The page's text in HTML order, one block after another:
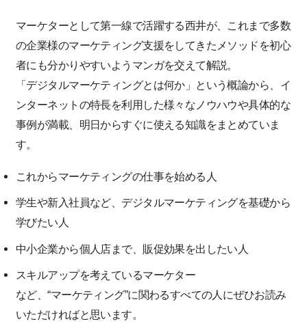
マーケターとして第一線で活躍する西井が、これまで多数
の企業様のマーケティング支援をしてきたメソッドを初心
者にも分かりやすいようマンガを交えて解説。
「デジタルマーケティングとは何か」という概論から、イ
ンターネットの特長を利用した様々なノウハウや具体的な
事例が満載、明日からすぐに使える知識をまとめていま
す。
これからマーケティングの仕事を始める人
学生や新入社員など、デジタルマーケティングを基礎から
学びたい人
中小企業から個人店まで、販促効果を出したい人
スキルアップを考えているマーケター
など、“マーケティング”に関わるすべての人にぜひお読み
いただければと思います。